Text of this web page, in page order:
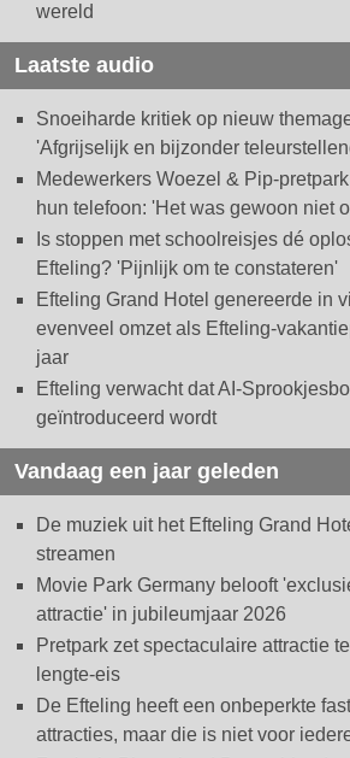
wereld
Laatste audio
Snoeiharde kritiek op nieuw
'Afgrijselijk en bijzonder
Medewerkers Woezel & Pip-
hun telefoon: 'Het was gewoon niet
Is stoppen met schoolreisjes dé
Efteling? 'Pijnlijk om te constateren'
Efteling Grand Hotel genereerde in
evenveel omzet als Efteling-
jaar
Efteling verwacht dat AI-
geïntroduceerd wordt
Vandaag een jaar geleden
De muziek uit het Efteling Grand
streamen
Movie Park Germany belooft
attractie' in jubileumjaar 2026
Pretpark zet spectaculaire attractie
lengte-eis
De Efteling heeft een onbeperkte
attracties, maar die is niet voor